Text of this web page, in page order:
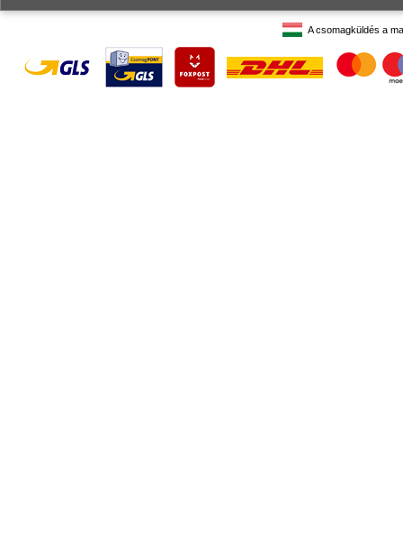
A csomagküldés a